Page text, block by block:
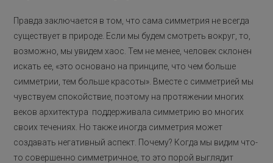
Правда заключается в том, что сама симметрия не всегда
существует в природе. Если мы будем смотреть вокруг, то,
возможно, мы увидем хаос. Тем не менее, человек склонен
искать ее, «это основано на принципе, что чем больше
симметрии, тем больше красоты». Вместе с симметрией мы
чувствуем спокойствие, поэтому на протяжении многих
веков архитектура поддерживала симметрию во многих
своих течениях. Но также иногда симметрия может
создавать негативный аспект. Почему? Когда мы видим что-
то совершенно симметричное, то это порой выглядит